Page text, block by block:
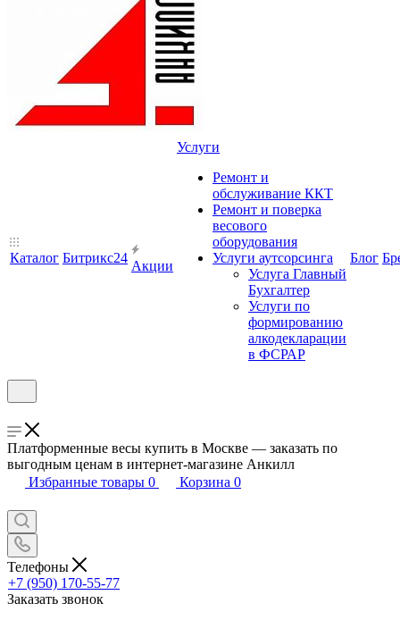
Каталог Битрикс24
Акции
Услуги
Ремонт и
обслуживание ККТ
Ремонт и поверка
весового
оборудования
Услуги аутсорсинга
Услуга Главный
Бухгалтер
Услуги по
формированию
алкодекларации
в ФСРАР
Блог
Платформенные весы купить в Москве — заказать по
выгодным ценам в интернет-магазине Анкилл
Избранные товары 0 Корзина 0
Телефоны
+7 (950) 170-55-77
Заказать звонок